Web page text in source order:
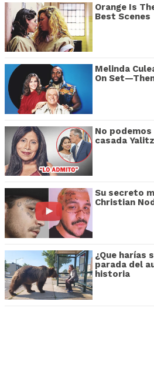
Orange Is
Best Scenes
Melinda
On
No
casada
Su secreto
Christian
¿Que harías
parada del
historia